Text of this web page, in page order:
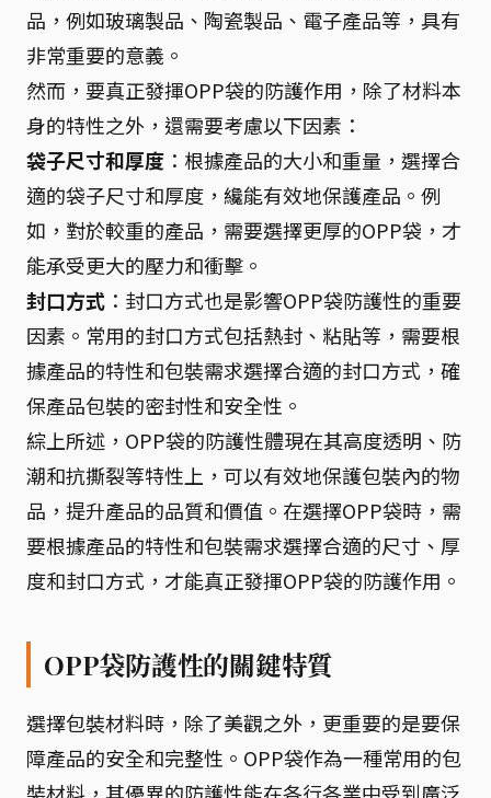
品，例如玻璃製品、陶瓷製品、電子產品等，具有
非常重要的意義。
然而，要真正發揮OPP袋的防護作用，除了材料本
身的特性之外，還需要考慮以下因素：
袋子尺寸和厚度 ：根據產品的大小和重量，選擇合
適的袋子尺寸和厚度，纔能有效地保護產品。例
如，對於較重的產品，需要選擇更厚的OPP袋，才
能承受更大的壓力和衝擊。
封口方式 ：封口方式也是影響OPP袋防護性的重要
因素。常用的封口方式包括熱封、粘貼等，需要根
據產品的特性和包裝需求選擇合適的封口方式，確
保產品包裝的密封性和安全性。
綜上所述，OPP袋的防護性體現在其高度透明、防
潮和抗撕裂等特性上，可以有效地保護包裝內的物
品，提升產品的品質和價值。在選擇OPP袋時，需
要根據產品的特性和包裝需求選擇合適的尺寸、厚
度和封口方式，才能真正發揮OPP袋的防護作用。
OPP袋防護性的關鍵特質
選擇包裝材料時，除了美觀之外，更重要的是要保
障產品的安全和完整性。OPP袋作為一種常用的包